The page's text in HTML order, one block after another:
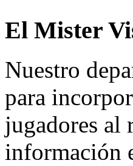
El Mister
Nuestro
para
jugadores al
información